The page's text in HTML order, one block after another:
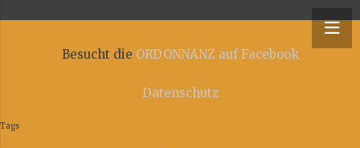
Niederrheinische Ordonnanz
Besucht die ORDONNANZ auf Facebook
Datenschutz
Tags